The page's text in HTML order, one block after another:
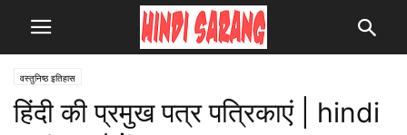
वस्तुनिष्ठ इतिहास
हिंदी की प्रमुख पत्र पत्रिकाएं | hindi